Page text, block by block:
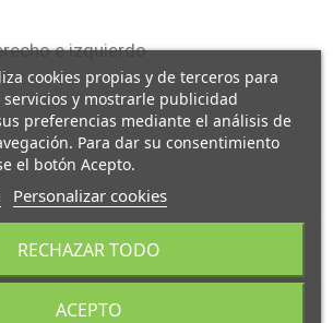
e izquierdo
cookies propias y de terceros para
y mostrarle publicidad
preferencias mediante el análisis de
Para dar su consentimiento
el botón Acepto.
Personalizar cookies
RECHAZAR TODO
ACEPTO